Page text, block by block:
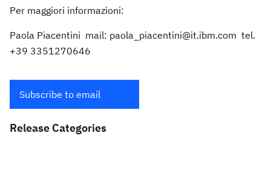
Per maggiori informazioni:
Paola Piacentini mail: paola_piacentini@it.ibm.com tel.
+39 3351270646
Subscribe to email
Release Categories